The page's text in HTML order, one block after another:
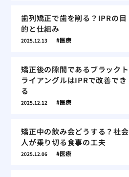
歯列矯正で歯を削る？IPRの目
的と仕組み
2025.12.13 医療
矯正後の隙間であるブラックト
ライアングルはIPRで改善でき
る
2025.12.12 医療
矯正中の飲み会どうする？社会
人が乗り切る食事の工夫
2025.12.06 医療